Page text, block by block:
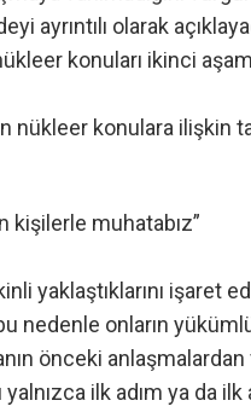
ayrıntılı olarak
konuları ikinci
nükleer konulara ilişkin
kişilerle muhatabız”
yaklaştıklarını işaret
nedenle onların
önceki anlaşmalardan
ilk adım ya da